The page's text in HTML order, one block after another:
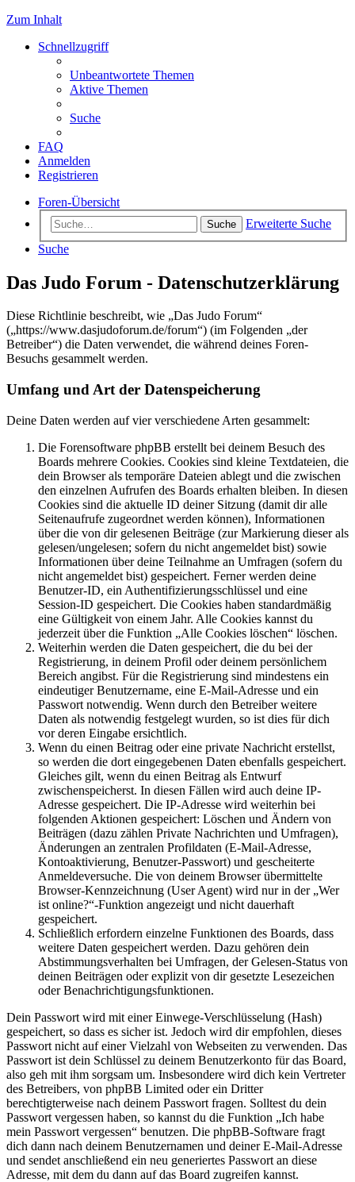
Zum Inhalt
Schnellzugriff
Unbeantwortete Themen
Aktive Themen
Suche
FAQ
Anmelden
Registrieren
Foren-Übersicht
Suche
Erweiterte Suche
Suche
Das Judo Forum - Datenschutzerklärung
Diese Richtlinie beschreibt, wie „Das Judo Forum“
(„https://www.dasjudoforum.de/forum“) (im Folgenden „der
Betreiber“) die Daten verwendet, die während deines Foren-
Besuchs gesammelt werden.
Umfang und Art der Datenspeicherung
Deine Daten werden auf vier verschiedene Arten gesammelt:
Die Forensoftware phpBB erstellt bei deinem Besuch des
Boards mehrere Cookies. Cookies sind kleine Textdateien, die
dein Browser als temporäre Dateien ablegt und die zwischen
den einzelnen Aufrufen des Boards erhalten bleiben. In diesen
Cookies sind die aktuelle ID deiner Sitzung (damit dir alle
Seitenaufrufe zugeordnet werden können), Informationen
über die von dir gelesenen Beiträge (zur Markierung dieser als
gelesen/ungelesen; sofern du nicht angemeldet bist) sowie
Informationen über deine Teilnahme an Umfragen (sofern du
nicht angemeldet bist) gespeichert. Ferner werden deine
Benutzer-ID, ein Authentifizierungsschlüssel und eine
Session-ID gespeichert. Die Cookies haben standardmäßig
eine Gültigkeit von einem Jahr. Alle Cookies kannst du
jederzeit über die Funktion „Alle Cookies löschen“ löschen.
Weiterhin werden die Daten gespeichert, die du bei der
Registrierung, in deinem Profil oder deinem persönlichem
Bereich angibst. Für die Registrierung sind mindestens ein
eindeutiger Benutzername, eine E-Mail-Adresse und ein
Passwort notwendig. Wenn durch den Betreiber weitere
Daten als notwendig festgelegt wurden, so ist dies für dich
vor deren Eingabe ersichtlich.
Wenn du einen Beitrag oder eine private Nachricht erstellst,
so werden die dort eingegebenen Daten ebenfalls gespeichert.
Gleiches gilt, wenn du einen Beitrag als Entwurf
zwischenspeicherst. In diesen Fällen wird auch deine IP-
Adresse gespeichert. Die IP-Adresse wird weiterhin bei
folgenden Aktionen gespeichert: Löschen und Ändern von
Beiträgen (dazu zählen Private Nachrichten und Umfragen),
Änderungen an zentralen Profildaten (E-Mail-Adresse,
Kontoaktivierung, Benutzer-Passwort) und gescheiterte
Anmeldeversuche. Die von deinem Browser übermittelte
Browser-Kennzeichnung (User Agent) wird nur in der „Wer
ist online?“-Funktion angezeigt und nicht dauerhaft
gespeichert.
Schließlich erfordern einzelne Funktionen des Boards, dass
weitere Daten gespeichert werden. Dazu gehören dein
Abstimmungsverhalten bei Umfragen, der Gelesen-Status von
deinen Beiträgen oder explizit von dir gesetzte Lesezeichen
oder Benachrichtigungsfunktionen.
Dein Passwort wird mit einer Einwege-Verschlüsselung (Hash)
gespeichert, so dass es sicher ist. Jedoch wird dir empfohlen, dieses
Passwort nicht auf einer Vielzahl von Webseiten zu verwenden. Das
Passwort ist dein Schlüssel zu deinem Benutzerkonto für das Board,
also geh mit ihm sorgsam um. Insbesondere wird dich kein Vertreter
des Betreibers, von phpBB Limited oder ein Dritter
berechtigterweise nach deinem Passwort fragen. Solltest du dein
Passwort vergessen haben, so kannst du die Funktion „Ich habe
mein Passwort vergessen“ benutzen. Die phpBB-Software fragt
dich dann nach deinem Benutzernamen und deiner E-Mail-Adresse
und sendet anschließend ein neu generiertes Passwort an diese
Adresse, mit dem du dann auf das Board zugreifen kannst.